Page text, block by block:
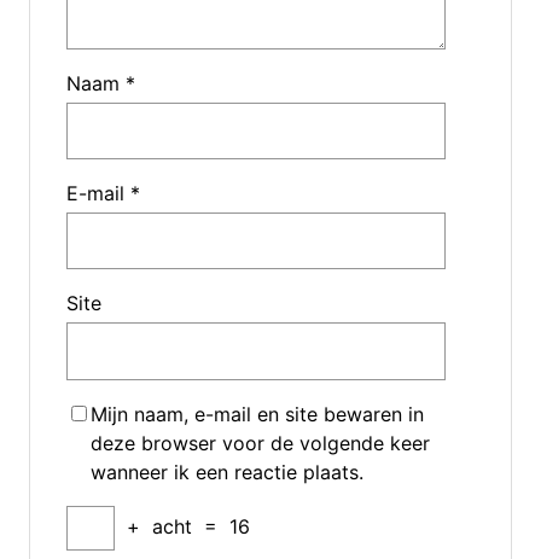
Naam *
E-mail *
Site
Mijn naam, e-mail en site bewaren in
deze browser voor de volgende keer
wanneer ik een reactie plaats.
+ acht = 16